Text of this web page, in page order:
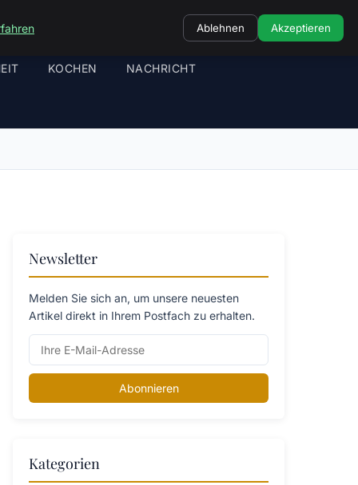
KOCHEN NACHRICHT
Newsletter
Melden Sie sich an, um unsere neuesten
Artikel direkt in Ihrem Postfach zu erhalten.
Abonnieren
Kategorien
Ablehnen Akzeptieren